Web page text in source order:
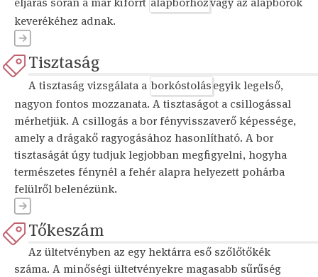
keverékéhez adnak.
Tisztaság
A tisztaság vizsgálata a borkóstolásegyik legelső,
nagyon fontos mozzanata. A tisztaságot a csillogással
mérhetjük. A csillogás a bor fényvisszaverő képessége,
amely a drágakő ragyogásához hasonlítható. A bor
tisztaságát úgy tudjuk legjobban megfigyelni, hogyha
természetes fénynél a fehér alapra helyezett pohárba
felülről belenézünk.
Tőkeszám
Az ültetvényben az egy hektárra eső szőlőtőkék
száma. A minőségi ültetvényekre magasabb sűrűség